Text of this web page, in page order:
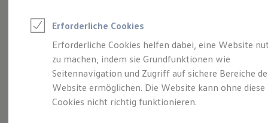
Saisonangebote
Leasing
Leasing-Angebote
Gebrauchtwagen Leasing
Junge Gebrauchtwagen-Leasing
Elektroauto Leasing
Kleinwagen-Leasing
Leasing ohne Anzahlung
Eine Klasse für sich.
Der Golf.
Erforderliche Cookies
Erforderliche Cookies helfen dabei, eine Website
zu machen, indem sie Grundfunktionen wie
Seitennavigation und Zugriff auf sichere Bereiche
Website ermöglichen. Die Website kann ohne diese
Cookies nicht richtig funktionieren.